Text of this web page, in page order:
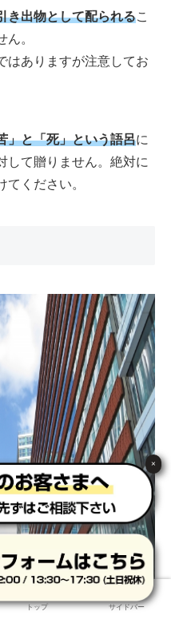
き出物として配られるこ
。
はありますが注意してお
」と「死」という語呂に
して贈りません。絶対に
ください。
トップ サイドバー
×